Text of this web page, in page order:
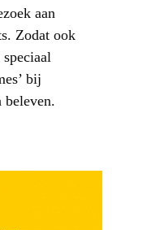
aan
Zodat ook
bij
beleven.